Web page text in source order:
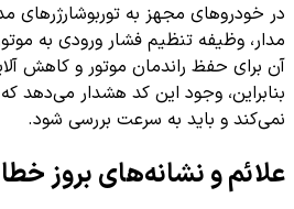
در خودروهای مجهز به توربوشارژرهای
مدار، وظیفه تنظیم فشار ورودی به
آن برای حفظ راندمان موتور و کاهش
بنابراین، وجود این کد هشدار می‌دهد
نمی‌کند و باید به سرعت بررسی شود.
علائم و نشانه‌های بروز خطا